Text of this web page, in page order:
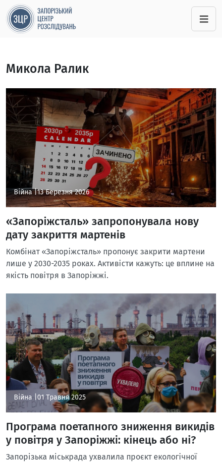
Микола Ралик
Війна |13 Березня 2026
«Запоріжсталь» запропонувала нову
дату закриття мартенів
Комбінат «Запоріжсталь» пропонує закрити мартени
лише у 2030-2035 роках. Активісти кажуть: це вплине на
якість повітря в Запоріжжі.
Війна | 01 Травня 2025
Програма поетапного зниження викидів
у повітря у Запоріжжі: кінець або ні?
Запорізька міськрада ухвалила проєкт екологічної